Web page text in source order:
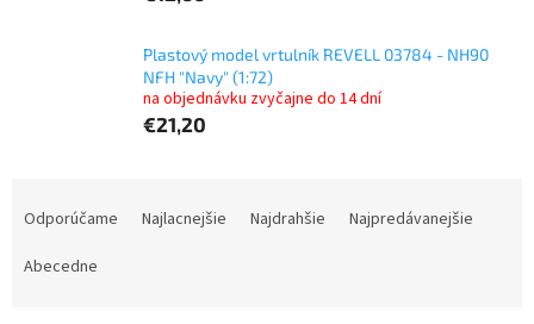
Plastový model vrtulník REVELL 03784 - NH90
NFH "Navy" (1:72)
na objednávku zvyčajne do 14 dní
€21,20
Odporúčame Najlacnejšie Najdrahšie
Najpredávanejšie
Abecedne